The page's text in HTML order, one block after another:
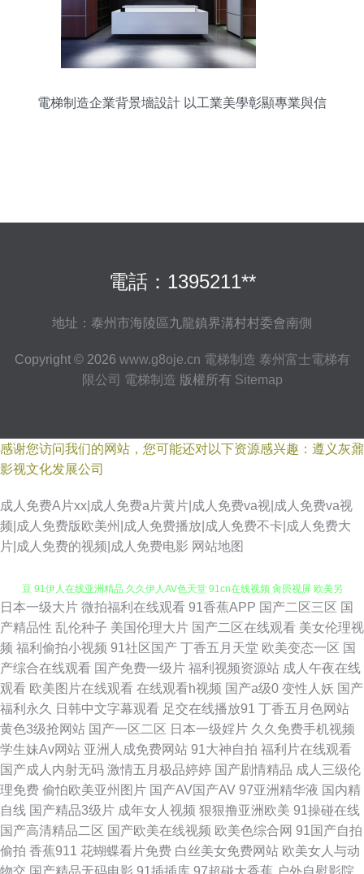
電梯制造企業背景墻設計 以工業美學彰顯專業與信
電話：1395211**
地址：泰州市海陵區九龍鎮界溝村村委會南側
Copyright © 2026 www.g8oje.cn 電梯制造 泰州富士電梯有
限公司 電梯制造 版權所有 Sitemap
感谢您访问我们的网站，您可能还对以下资源感兴趣：遵义灰鼐
影视文化发展公司
成人免费A片xx|成人免费a片黄片|成人免费va视|成人免费va视
频|成人免费版欧美州|成人免费播放|成人免费不卡|成人免费大
片|成人免费的视频|成人免费电影 网站地图
亚洲av褔利专区 欧美亚洲日韩国产婷婷 久草福利免费在线观看 先锋影音麻
豆 91伊人在线亚洲精品 久久伊人AV色天堂 91cn在线视频 肏屄视屏 欧美另
类综合楼 狠狠日深夜宅男狠狠插 欧美色图婷婷五月天 人妖扩肛 91探花国 久
久93 91超碰在线视频 殴美色AAAA 91论坛在线 午夜福利专区 91网站在线免
费观看下载 久久之久久 伊人日韩无码 成人高清三级网址 日韩电影资源共享
AV 91狼友紧急 福利导航网 日韩电影αν免费 91蝌蚪 国产精品成人福利 色国
产欧美日韩 91麻豆之闺蜜双飞 国国国国产在线精品 亚洲天堂BT 91网址免费
日本一级大片 微拍福利在线观看 91香蕉APP 国产二区三区 国
产精品性 乱伦种子 美国伦理大片 国产二区在线观看 美女伦理视
频 福利偷拍小视频 91社区国产 丁香五月天堂 欧美变态一区 国
产综合在线观看 国产免费一级片 福利视频资源站 成人午夜在线
观看 欧美图片在线观看 在线观看h视频 国产a级0 变性人妖 国产
福利永久
日韩中文字幕观看 足交在线播放91 丁香五月色网站
黄色3级抢网站 国产一区二区 日本一级婬片 久久免费手机视频
学生妹Av网站 亚洲人成免费网站 91大神自拍 福利片在线观看
国产成人内射无码 激情五月极品婷婷 国产剧情精品 成人三级伦
理免费 偷怕欧美亚州图片 国产AV国产AV 97亚洲精华液 国内精
自线 国产精品3级片 成年女人视频 狠狠撸亚洲欧美 91操碰在线
国产高清精品二区 国产欧美在线视频 欧美色综合网 91国产自拍
偷拍 香蕉911 花蝴蝶看片免费 白丝美女免费网站 欧美女人与动
物交 国产精品无码电影 91插插库 97超碰大香蕉 户外自慰影院